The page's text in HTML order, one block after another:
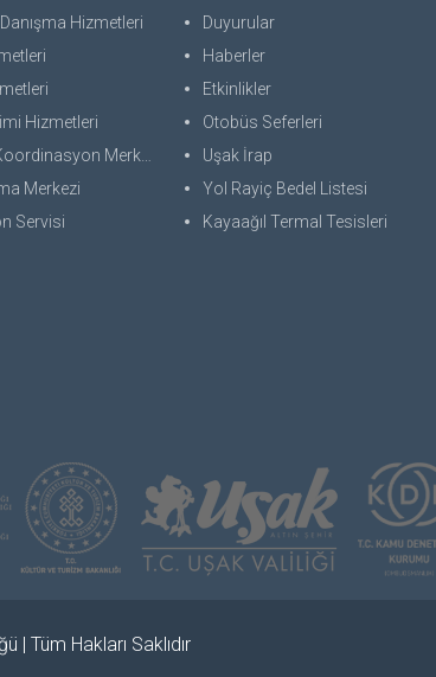
Hizmetleri
Hizmetleri
Merkezi
Merkezi
Servisi
Duyurular
Haberler
Etkinlikler
Otobüs Seferleri
Uşak İrap
Yol Rayiç Bedel Listesi
Kayaağıl Termal Tesisleri
Tüm Hakları Saklıdır